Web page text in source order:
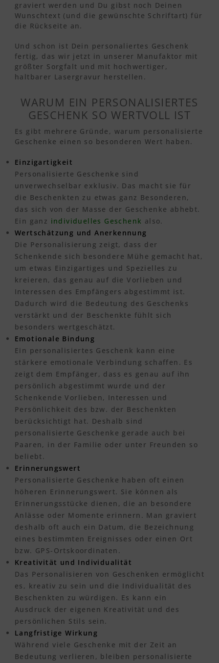
graviert werden und Du gibst noch Deinen
Wunschtext (und die gewünschte Schriftart) für
die Rückseite an.
Und schon ist Dein personaliertes Geschenk
fertig, das wir jetzt in unserer Manufaktor mit
größter Sorgfalt und mit hochwertiger,
haltbarer Lasergravur herstellen.
WARUM EIN PERSONALISIERTES
GESCHENK SO WERTVOLL IST
Es gibt mehrere Gründe, warum personalisierte
Geschenke einen so besonderen Wert haben.
Einzigartigkeit
Personalisierte Geschenke sind
unverwechselbar exklusiv. Das macht sie für
die Beschenkten zu etwas ganz Besonderen,
das sich von der Masse der Geschenke abhebt.
Ein ganz individuelles Geschenk also.
Wertschätzung und Anerkennung
Die Personalisierung zeigt, dass der
Schenkende sich besondere Mühe gemacht hat,
um etwas Einzigartiges und Spezielles zu
kreieren, das genau auf die Vorlieben und
Interessen des Empfängers abgestimmt ist.
Dadurch wird die Bedeutung des Geschenks
verstärkt und der Beschenkte fühlt sich
besonders wertgeschätzt.
Emotionale Bindung
Ein personalisiertes Geschenk kann eine
stärkere emotionale Verbindung schaffen. Es
zeigt dem Empfänger, dass es genau auf ihn
persönlich abgestimmt wurde und der
Schenkende Vorlieben, Interessen und
Persönlichkeit des bzw. der Beschenkten
berücksichtigt hat. Deshalb sind
personalisierte Geschenke gerade auch bei
Paaren, in der Familie oder unter Freunden so
beliebt.
Erinnerungswert
Personalisierte Geschenke haben oft einen
höheren Erinnerungswert. Sie können als
Erinnerungsstücke dienen, die an besondere
Anlässe oder Momente erinnern. Man graviert
deshalb oft auch ein Datum, die Bezeichnung
eines bestimmten Ereignisses oder einen Ort
bzw. GPS-Ortskoordinaten.
Kreativität und Individualität
Das Personalisieren von Geschenken ermöglicht
es, kreativ zu sein und die Individualität des
Beschenkten zu würdigen. Es kann ein
Ausdruck der eigenen Kreativität und des
persönlichen Stils sein.
Langfristige Wirkung
Während viele Geschenke mit der Zeit an
Bedeutung verlieren, bleiben personalisierte